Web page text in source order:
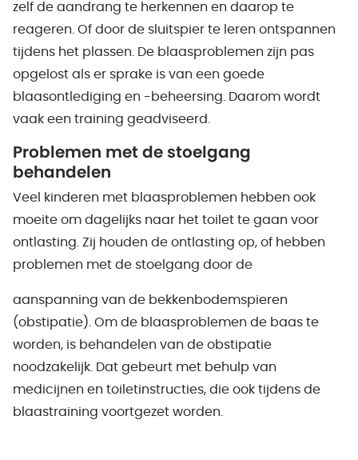
zelf de aandrang te herkennen en daarop te
reageren. Of door de sluitspier te leren ontspannen
tijdens het plassen. De blaasproblemen zijn pas
opgelost als er sprake is van een goede
blaasontlediging en -beheersing. Daarom wordt
vaak een training geadviseerd.
Problemen met de stoelgang
behandelen
Veel kinderen met blaasproblemen hebben ook
moeite om dagelijks naar het toilet te gaan voor
ontlasting. Zij houden de ontlasting op, of hebben
problemen met de stoelgang door de
aanspanning van de bekkenbodemspieren
(obstipatie). Om de blaasproblemen de baas te
worden, is behandelen van de obstipatie
noodzakelijk. Dat gebeurt met behulp van
medicijnen en toiletinstructies, die ook tijdens de
blaastraining voortgezet worden.